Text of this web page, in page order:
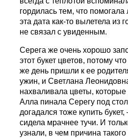
гордилась тем, что
эта дата как-то вылетела из
не связал с увиденным.
Серега же очень хорошо
этот букет цветов, потому
же день пришли к ее
ужин, и Светлана
нахваливала цветы,
Алла пинала Серегу под
догадался тоже купить
сидела мрачнее тучи. И
узнали, в чем причина